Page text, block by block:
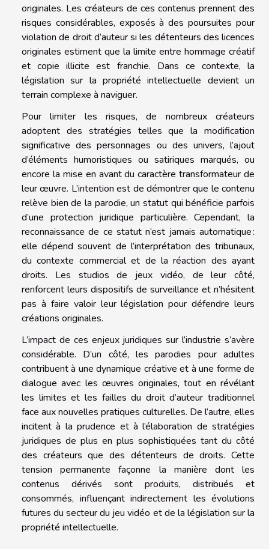
originales. Les créateurs de ces contenus prennent des
risques considérables, exposés à des poursuites pour
violation de droit d’auteur si les détenteurs des licences
originales estiment que la limite entre hommage créatif
et copie illicite est franchie. Dans ce contexte, la
législation sur la propriété intellectuelle devient un
terrain complexe à naviguer.
Pour limiter les risques, de nombreux créateurs
adoptent des stratégies telles que la modification
significative des personnages ou des univers, l’ajout
d’éléments humoristiques ou satiriques marqués, ou
encore la mise en avant du caractère transformateur de
leur œuvre. L’intention est de démontrer que le contenu
relève bien de la parodie, un statut qui bénéficie parfois
d’une protection juridique particulière. Cependant, la
reconnaissance de ce statut n’est jamais automatique :
elle dépend souvent de l’interprétation des tribunaux,
du contexte commercial et de la réaction des ayant
droits. Les studios de jeux vidéo, de leur côté,
renforcent leurs dispositifs de surveillance et n’hésitent
pas à faire valoir leur législation pour défendre leurs
créations originales.
L’impact de ces enjeux juridiques sur l’industrie s’avère
considérable. D’un côté, les parodies pour adultes
contribuent à une dynamique créative et à une forme de
dialogue avec les œuvres originales, tout en révélant
les limites et les failles du droit d’auteur traditionnel
face aux nouvelles pratiques culturelles. De l’autre, elles
incitent à la prudence et à l’élaboration de stratégies
juridiques de plus en plus sophistiquées tant du côté
des créateurs que des détenteurs de droits. Cette
tension permanente façonne la manière dont les
contenus dérivés sont produits, distribués et
consommés, influençant indirectement les évolutions
futures du secteur du jeu vidéo et de la législation sur la
propriété intellectuelle.